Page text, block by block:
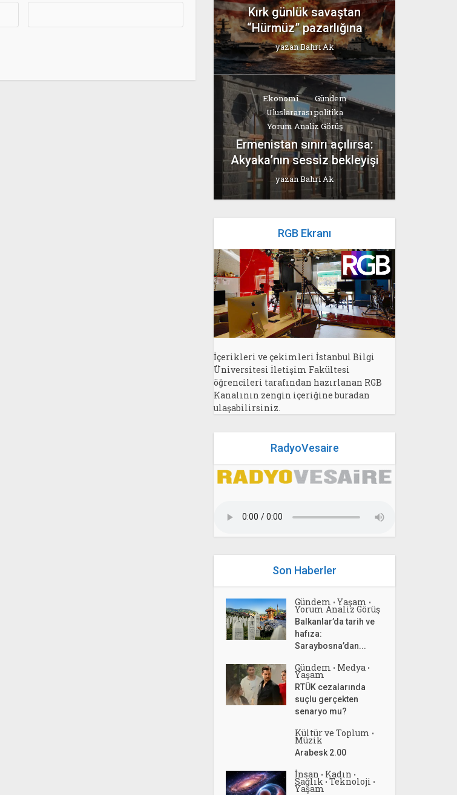
Kırk günlük savaştan
“Hürmüz” pazarlığına
yazanBahri Ak
Ekonomi
Gündem
Uluslararası politika
Yorum Analiz Görüş
Ermenistan sınırı açılırsa:
Akyaka’nın sessiz bekleyişi
yazanBahri Ak
RGB Ekranı
İçerikleri ve çekimleri İstanbul Bilgi
Üniversitesi İletişim Fakültesi
öğrencileri tarafından hazırlanan RGB
Kanalının zengin içeriğine buradan
ulaşabilirsiniz.
RadyoVesaire
Son Haberler
Gündem • Yaşam •
Yorum Analiz Görüş
Balkanlar’da tarih ve
hafıza:
Saraybosna’dan...
Gündem • Medya •
Yaşam
RTÜK cezalarında
suçlu gerçekten
senaryo mu?
Kültür ve Toplum •
Müzik
Arabesk 2.00
İnsan • Kadın •
Sağlık • Teknoloji •
Yaşam